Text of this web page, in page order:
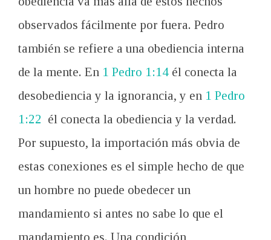
observados fácilmente por fuera. Pedro
también se refiere a una obediencia interna
de la mente. En 1 Pedro 1:14 él conecta la
desobediencia y la ignorancia, y en 1 Pedro
1:22 él conecta la obediencia y la verdad.
Por supuesto, la importación más obvia de
estas conexiones es el simple hecho de que
un hombre no puede obedecer un
mandamiento si antes no sabe lo que el
mandamiento es. Una condición